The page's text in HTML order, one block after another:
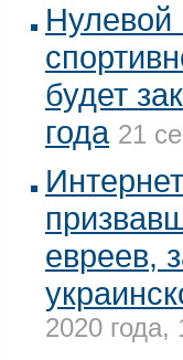
Нулевой
будет
года 21
евреев,
2020 года,